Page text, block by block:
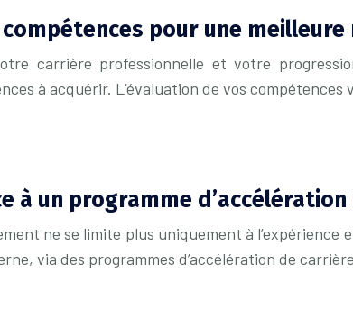
pour une
carrière professionnelle et votre
à acquérir. L’évaluation de vos
à un programme
ne se limite plus uniquement à
via des programmes d’accélération de